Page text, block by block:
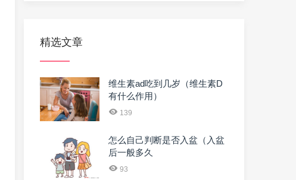
精选文章
维生素ad吃到几岁（维生素D
有什么作用）
139
怎么自己判断是否入盆（入盆
后一般多久
93